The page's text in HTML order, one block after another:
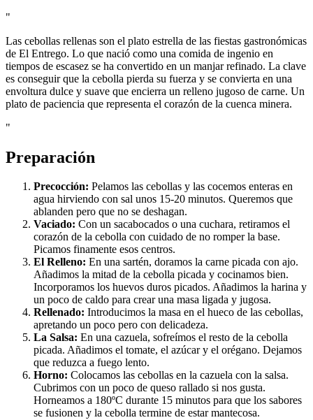
"
Las cebollas rellenas son el plato estrella de las fiestas gastronómicas
de El Entrego. Lo que nació como una comida de ingenio en
tiempos de escasez se ha convertido en un manjar refinado. La clave
es conseguir que la cebolla pierda su fuerza y se convierta en una
envoltura dulce y suave que encierra un relleno jugoso de carne. Un
plato de paciencia que representa el corazón de la cuenca minera.
"
Preparación
Precocción: Pelamos las cebollas y las cocemos enteras en
agua hirviendo con sal unos 15-20 minutos. Queremos que
ablanden pero que no se deshagan.
Vaciado: Con un sacabocados o una cuchara, retiramos el
corazón de la cebolla con cuidado de no romper la base.
Picamos finamente esos centros.
El Relleno: En una sartén, doramos la carne picada con ajo.
Añadimos la mitad de la cebolla picada y cocinamos bien.
Incorporamos los huevos duros picados. Añadimos la harina y
un poco de caldo para crear una masa ligada y jugosa.
Rellenado: Introducimos la masa en el hueco de las cebollas,
apretando un poco pero con delicadeza.
La Salsa: En una cazuela, sofreímos el resto de la cebolla
picada. Añadimos el tomate, el azúcar y el orégano. Dejamos
que reduzca a fuego lento.
Horno: Colocamos las cebollas en la cazuela con la salsa.
Cubrimos con un poco de queso rallado si nos gusta.
Horneamos a 180ºC durante 15 minutos para que los sabores
se fusionen y la cebolla termine de estar mantecosa.